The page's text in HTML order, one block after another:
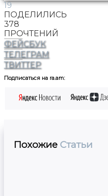
19
ПОДЕЛИЛИСЬ
378
ПРОЧТЕНИЙ
ФЕЙСБУК
ТЕЛЕГРАМ
ТВИТТЕР
Подписаться на ra.am:
Похожие Статьи